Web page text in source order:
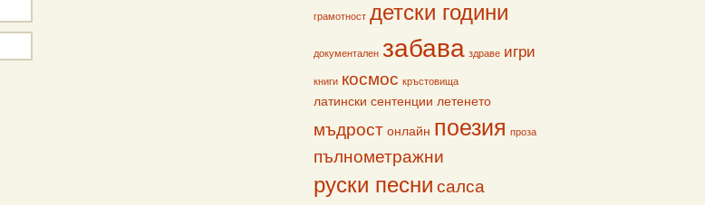
грамотност детски години
документален забава здраве игри
книги космос кръстовища
латински сентенции летенето
мъдрост онлайн поезия проза
пълнометражни
руски песни салса